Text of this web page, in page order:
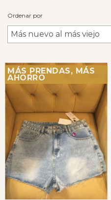
Ordenar por
MÁS PRENDAS, MÁS
AHORRO